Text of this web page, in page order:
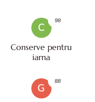
C
Conserve pentru
iarna
98
G
88